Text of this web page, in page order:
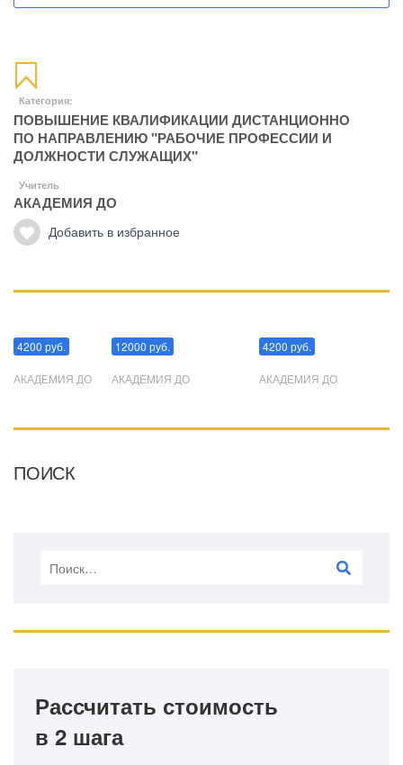
Категория:
ПОВЫШЕНИЕ КВАЛИФИКАЦИИ ДИСТАНЦИОННО
ПО НАПРАВЛЕНИЮ "РАБОЧИЕ ПРОФЕССИИ И
ДОЛЖНОСТИ СЛУЖАЩИХ"
Учитель
АКАДЕМИЯ ДО
Добавить в избранное
4200 руб.
АКАДЕМИЯ ДО
12000 руб.
АКАДЕМИЯ ДО
4200 руб.
АКАДЕМИЯ ДО
ПОИСК
Рассчитать стоимость
в 2 шага